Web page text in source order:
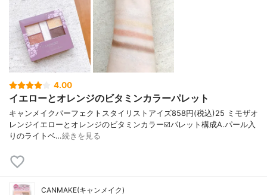
4.00
イエローとオレンジのビタミンカラーパレット
キャンメイクパーフェクトスタイリストアイズ858円(税込)⁡⁡25 ミモザオ
レンジイエローとオレンジのビタミンカラー⁡⁡☑️パレット構成A.パール入
りのライトベ…続きを見る
CANMAKE(キャンメイク)